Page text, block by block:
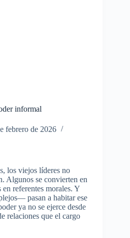
informal
febrero de 2026
los viejos líderes no
Algunos se convierten en
referentes morales. Y
pasan a habitar ese
ya no se ejerce desde
relaciones que el cargo